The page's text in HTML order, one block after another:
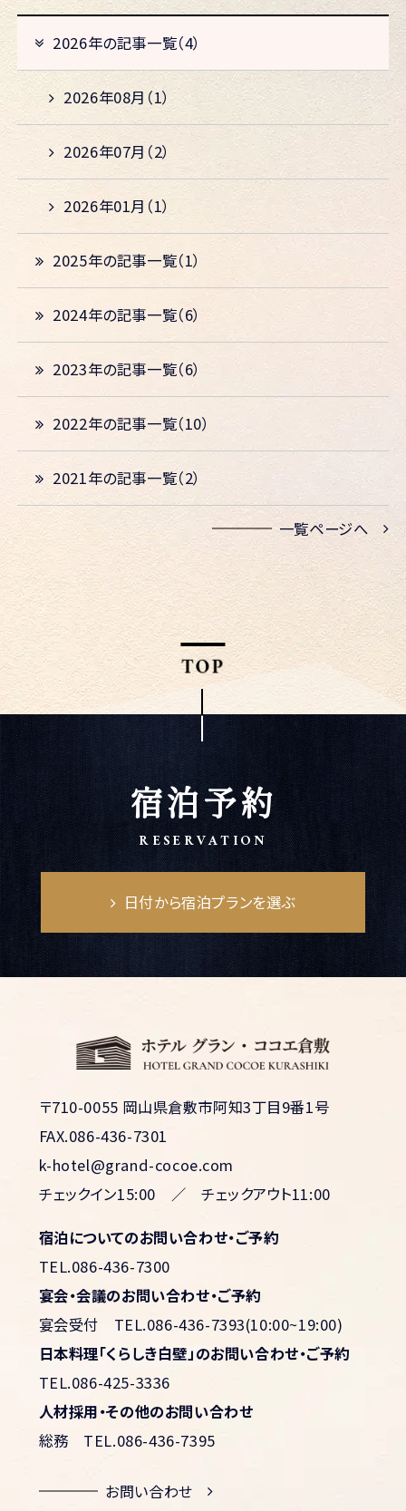
2026年の記事一覧（4）
2026年08月（1）
2026年07月（2）
2026年01月（1）
2025年の記事一覧（1）
2024年の記事一覧（6）
2023年の記事一覧（6）
2022年の記事一覧（10）
2021年の記事一覧（2）
一覧ページへ
宿泊予約
RESERVATION
日付から宿泊プランを選ぶ
〒710-0055 岡山県倉敷市阿知3丁目9番1号
FAX.086-436-7301
k-hotel@grand-cocoe.com
チェックイン15:00 ／ チェックアウト11:00
宿泊についてのお問い合わせ・ご予約
TEL.086-436-7300
宴会・会議のお問い合わせ・ご予約
宴会受付 TEL.086-436-7393(10:00~19:00)
日本料理「くらしき白壁」のお問い合わせ・ご予約
TEL.086-425-3336
人材採用・その他のお問い合わせ
総務 TEL.086-436-7395
お問い合わせ